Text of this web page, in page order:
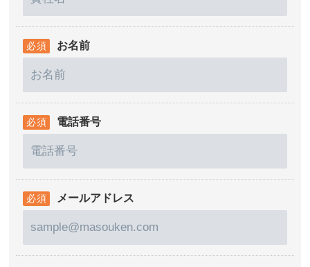
お名前
電話番号
メールアドレス